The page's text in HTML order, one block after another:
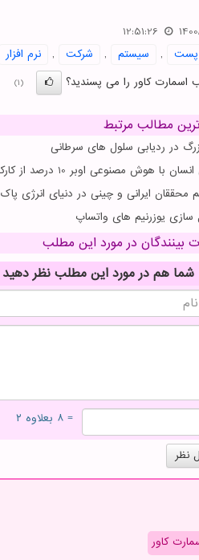
12:51:26
پست , سیستم , شركت ,
نرم افزار
اسمارت کاور را می پسندید؟
(1)
مطالب مرتبط
در ردیابی سلول های سرطانی
مصنوعی اوبر 10 درصد از کارکنان بخش پشتیبانی خویش را تعدیل کرد
ایرانی و چینی در دنیای انرژی پاک
سازی یوزرنیم های واتساپ
بینندگان در مورد این مطلب
شما هم در مورد این مطلب نظر دهید
= ۸ بعلاوه ۲
نظر
کاور